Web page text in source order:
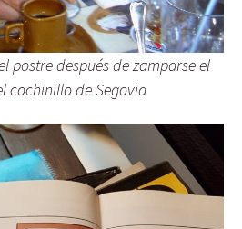
postre después de zamparse el
cochinillo de Segovia